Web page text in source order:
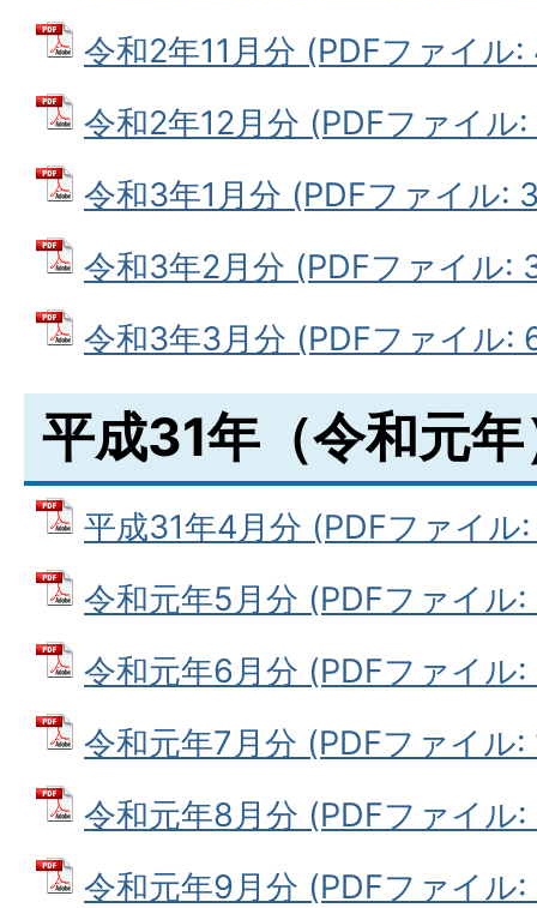
令和2年11月分 (PDFファイル
令和2年12月分 (PDFファイル
令和3年1月分 (PDFファイル:
令和3年2月分 (PDFファイル:
令和3年3月分 (PDFファイル:
平成31年（令和元
平成31年4月分 (PDFファイル
令和元年5月分 (PDFファイル:
令和元年6月分 (PDFファイル
令和元年7月分 (PDFファイル:
令和元年8月分 (PDFファイル
令和元年9月分 (PDFファイル